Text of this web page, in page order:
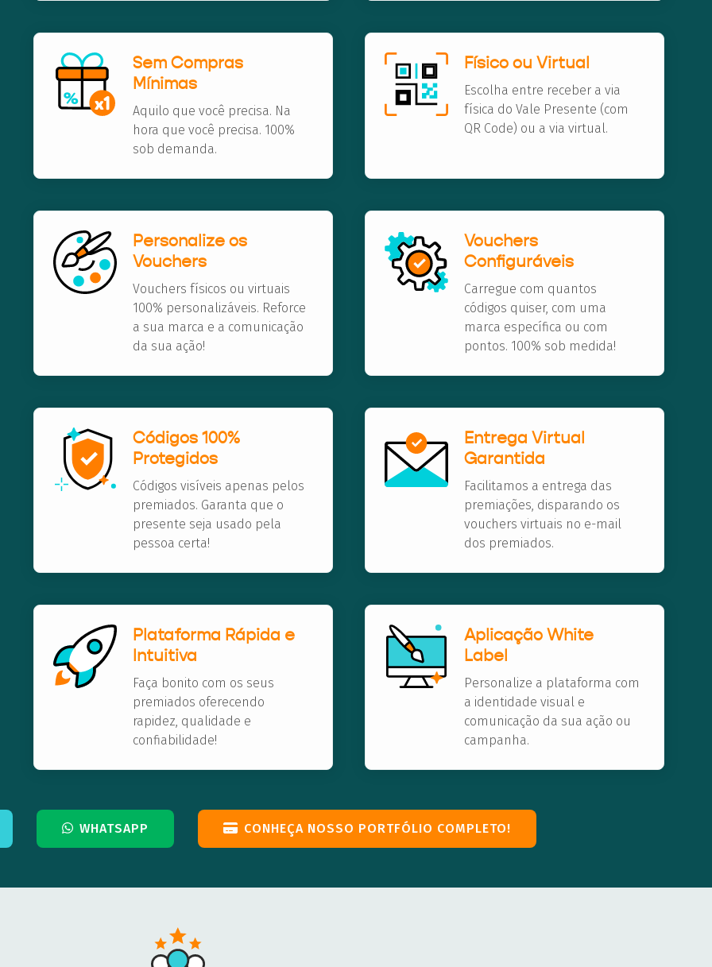
Sem Compras
Mínimas
Aquilo que você precisa. Na
hora que você precisa. 100%
sob demanda.
Físico ou Virtual
Escolha entre receber a via
física do Vale Presente (com
QR Code) ou a via virtual.
Personalize os
Vouchers
Vouchers físicos ou virtuais
100% personalizáveis. Reforce
a sua marca e a comunicação
da sua ação!
Vouchers
Configuráveis
Carregue com quantos
códigos quiser, com uma
marca específica ou com
pontos. 100% sob medida!
Códigos 100%
Protegidos
Códigos visíveis apenas pelos
premiados. Garanta que o
presente seja usado pela
pessoa certa!
Entrega Virtual
Garantida
Facilitamos a entrega das
premiações, disparando os
vouchers virtuais no e-mail
dos premiados.
Plataforma Rápida e
Intuitiva
Faça bonito com os seus
premiados oferecendo
rapidez, qualidade e
confiabilidade!
Aplicação White
Label
Personalize a plataforma com
a identidade visual e
comunicação da sua ação ou
campanha.
WHATSAPP CONHEÇA NOSSO PORTFÓLIO COMPLETO!